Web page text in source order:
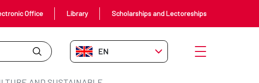
Office Library Scholarships and Lectoreships
EN-GB Open menu